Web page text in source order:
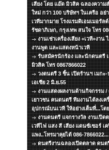
เสียง โดย แอ๊ด มิวสิค ฉลองความ
ใหม่ กว่า 100 บริษัทฯ ในเครือ อ
เวทีมากมาย โรงแรมดิเอมเมอรั
รัชดาภิเษก, กรุงเทพ สนใจ โทร
งานเช่าเครื่องเสียง +เวที+งา
งานพูด และแสดงหน้าเวที
รับสมัครนักร้อง และนักดนตรี
มิวสิค โทร 0867866022
วงดนตรี 3 ชิ้น เปิดร้านฯ เมก
เอเชีย 2 มิ.ย.55
งานแสดงผลงานด้านกิจกรรม
เยาวชน คนดนตรี ทีมงานได้ลงเค
อุปกรณ์บนเวที ให้อย่างเต็มที่...โด
งานดนตรี แจกรางวัล งานเปิด
เวทีไฟ แสง สี เสียง แดนซ์เซอร์ เ
แพง..โทรมาคุยได้ 086-7866022...
ดนตรีงานฉลองเปิดตลาด ดนต